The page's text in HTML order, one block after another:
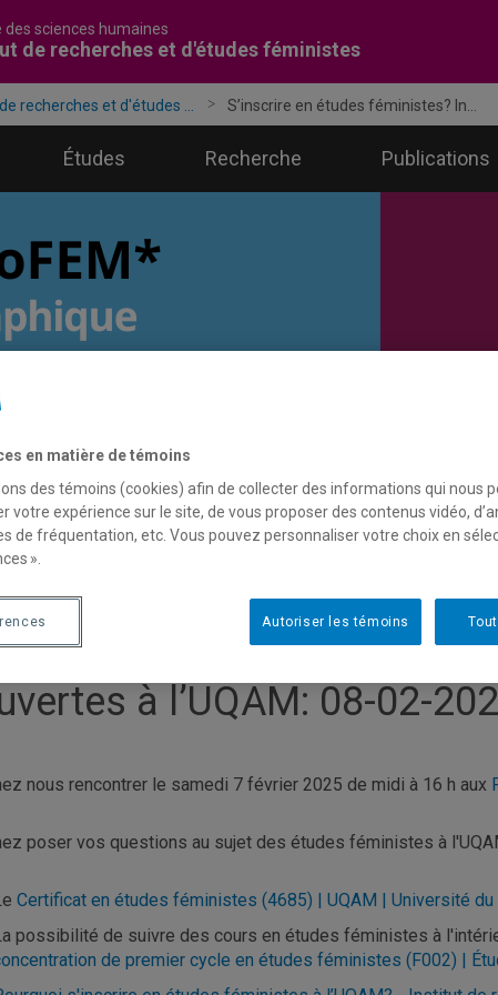
des sciences humaines
de recherches et d'études féministes
recherches et d'études ... S’inscrire en études féministes? In...
Études Recherche Publications
en études
à l’UQAM: 08-02-
nous rencontrer le samedi 7 février 2025 de midi à 16 h aux
poser vos questions au sujet des études féministes à
Certificat en études féministes (4685) | UQAM | Université du
possibilité de suivre des cours en études féministes à
de premier cycle en études féministes (F002) |
en matière de témoins
des témoins (cookies) afin de collecter des informations qui nous
votre expérience sur le site, de vous proposer des contenus vidéo,
de fréquentation, etc. Vous pouvez personnaliser votre choix en
».
Autoriser les témoins